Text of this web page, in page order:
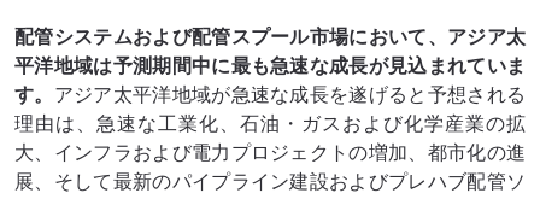
配管システムおよび配管スプール市場において、アジア太
平洋地域は予測期間中に最も急速な成長が見込まれていま
す。 アジア太平洋地域が急速な成長を遂げると予想される
理由は、急速な工業化、石油・ガスおよび化学産業の拡
大、インフラおよび電力プロジェクトの増加、都市化の進
展、そして最新のパイプライン建設およびプレハブ配管ソ